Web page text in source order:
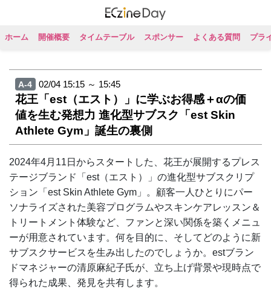
ホーム 開催概要 タイムテーブル スポンサー よくある質問 プラ
A-4 02/04 15:15 ～ 15:45
花王「est（エスト）」に学ぶお得感＋αの価
値を生む発想力 進化型サブスク「est Skin
Athlete Gym」誕生の裏側
2024年4月11日からスタートした、花王が展開するプレス
テージブランド「est（エスト）」の進化型サブスクリプ
ション「est Skin Athlete Gym」。顧客一人ひとりにパー
ソナライズされた美容プログラムやスキンケアレッスン＆
トリートメント体験など、ファンと深い関係を築くメニュ
ーが用意されています。何を目的に、そしてどのように新
サブスクサービスを生み出したのでしょうか。estブラン
ドマネジャーの清原麻紀子氏が、立ち上げ背景や現時点で
得られた成果、発見を共有します。